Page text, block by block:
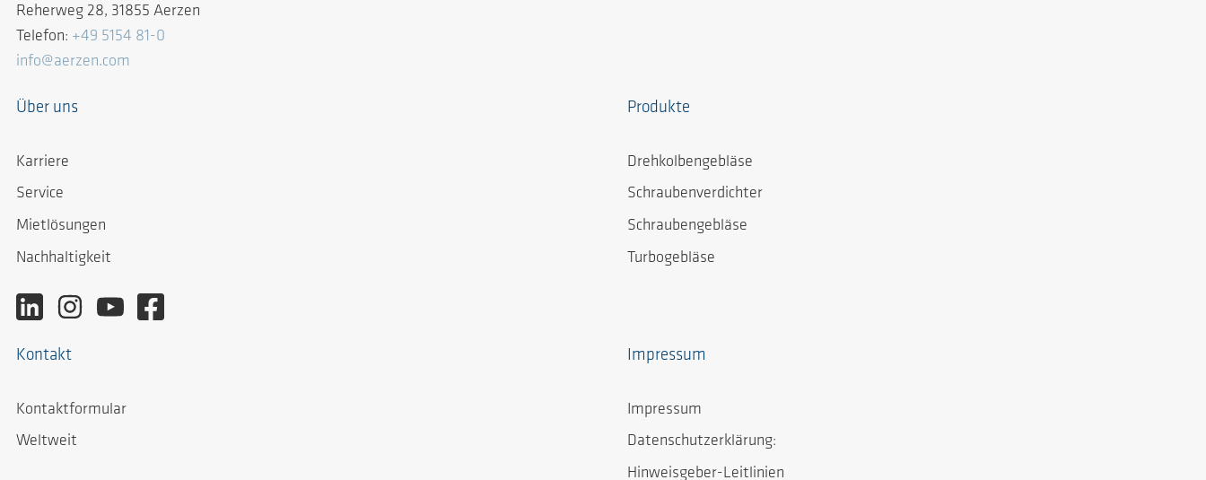
Reherweg 28, 31855 Aerzen
Telefon: +49 5154 81-0
info@aerzen.com
Über uns
Karriere
Service
Mietlösungen
Nachhaltigkeit
Produkte
Drehkolbengebläse
Schraubenverdichter
Schraubengebläse
Turbogebläse
Kontakt
Kontaktformular
Weltweit
Impressum
Impressum
Datenschutzerklärung:
Hinweisgeber-Leitlinien